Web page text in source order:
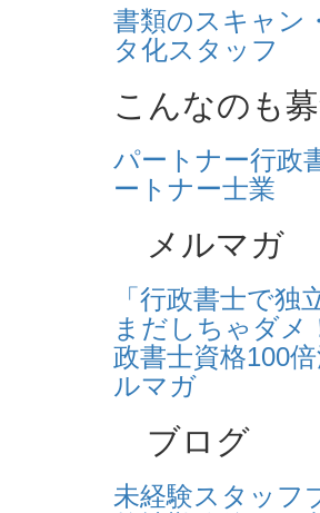
書類のスキャン
タ化スタッフ
こんなのも
パートナー行政
ートナー士業
メルマガ
「行政書士で独
まだしちゃダメ
政書士資格100
ルマガ
ブログ
未経験スタッフ